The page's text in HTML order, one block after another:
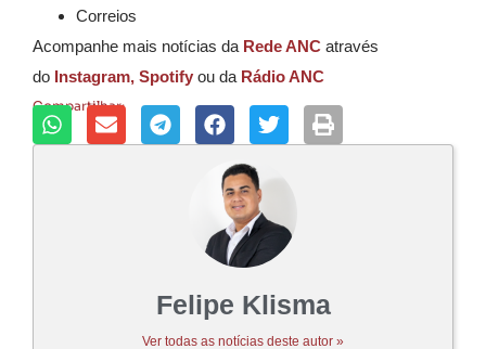
Correios
Acompanhe mais notícias da Rede ANC através
do Instagram, Spotify ou da Rádio ANC
Compartilhar:
Felipe Klisma
Ver todas as notícias deste autor »